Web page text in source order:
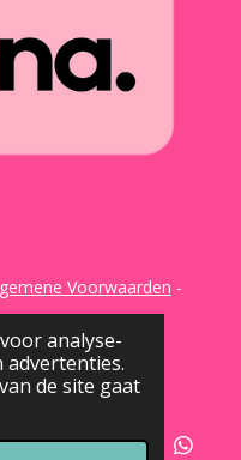
analyse-
de site gaat
Voorwaarden -